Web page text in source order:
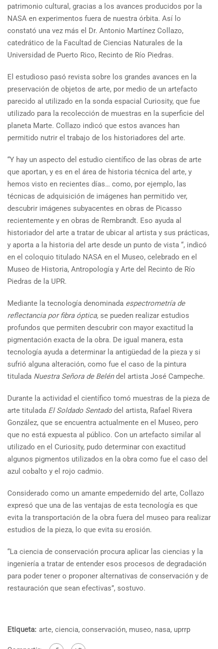
patrimonio cultural, gracias a los avances producidos por la
NASA en experimentos fuera de nuestra órbita. Así lo
constató una vez más el Dr. Antonio Martínez Collazo,
catedrático de la Facultad de Ciencias Naturales de la
Universidad de Puerto Rico, Recinto de Río Piedras.
El estudioso pasó revista sobre los grandes avances en la
preservación de objetos de arte, por medio de un artefacto
parecido al utilizado en la sonda espacial Curiosity, que fue
utilizado para la recolección de muestras en la superficie del
planeta Marte. Collazo indicó que estos avances han
permitido nutrir el trabajo de los historiadores del arte.
“Y hay un aspecto del estudio científico de las obras de arte
que aportan, y es en el área de historia técnica del arte, y
hemos visto en recientes días… como, por ejemplo, las
técnicas de adquisición de imágenes han permitido ver,
descubrir imágenes subyacentes en obras de Picasso
recientemente y en obras de Rembrandt. Eso ayuda al
historiador del arte a tratar de ubicar al artista y sus prácticas,
y aporta a la historia del arte desde un punto de vista “, indicó
en el coloquio titulado NASA en el Museo, celebrado en el
Museo de Historia, Antropología y Arte del Recinto de Río
Piedras de la UPR.
Mediante la tecnología denominada espectrometría de
reflectancia por fibra óptica, se pueden realizar estudios
profundos que permiten descubrir con mayor exactitud la
pigmentación exacta de la obra. De igual manera, esta
tecnología ayuda a determinar la antigüedad de la pieza y si
sufrió alguna alteración, como fue el caso de la pintura
titulada Nuestra Señora de Beléndel artista José Campeche.
Durante la actividad el científico tomó muestras de la pieza de
arte titulada El Soldado Sentado del artista, Rafael Rivera
González, que se encuentra actualmente en el Museo, pero
que no está expuesta al público. Con un artefacto similar al
utilizado en el Curiosity, pudo determinar con exactitud
algunos pigmentos utilizados en la obra como fue el caso del
azul cobalto y el rojo cadmio.
Considerado como un amante empedernido del arte, Collazo
expresó que una de las ventajas de esta tecnología es que
evita la transportación de la obra fuera del museo para realizar
estudios de la pieza, lo que evita su erosión.
“La ciencia de conservación procura aplicar las ciencias y la
ingeniería a tratar de entender esos procesos de degradación
para poder tener o proponer alternativas de conservación y de
restauración que sean efectivas”, sostuvo.
Etiqueta: arte, ciencia, conservación, museo, nasa, uprrp